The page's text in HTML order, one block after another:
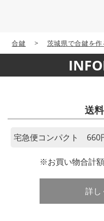
合鍵 > 茨城県で合鍵を作
送
宅急便コンパクト 660
※お買い物合計
詳し